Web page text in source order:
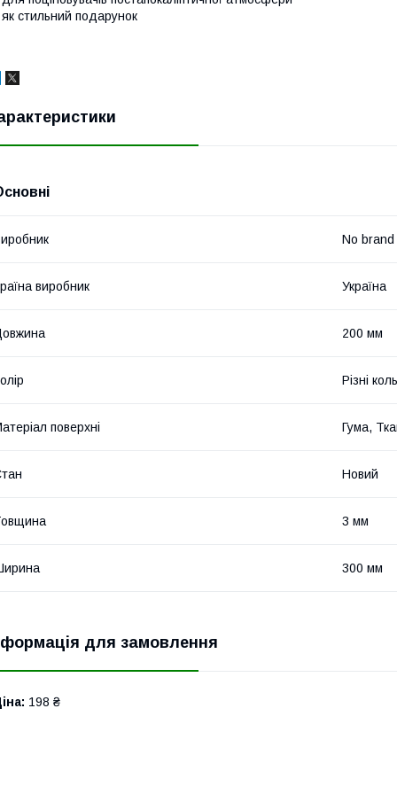
як стильний подарунок
No brand
виробник Україна
200 мм
Різні
поверхні Гума,
Новий
3 мм
300 мм
для замовлення
198 ₴